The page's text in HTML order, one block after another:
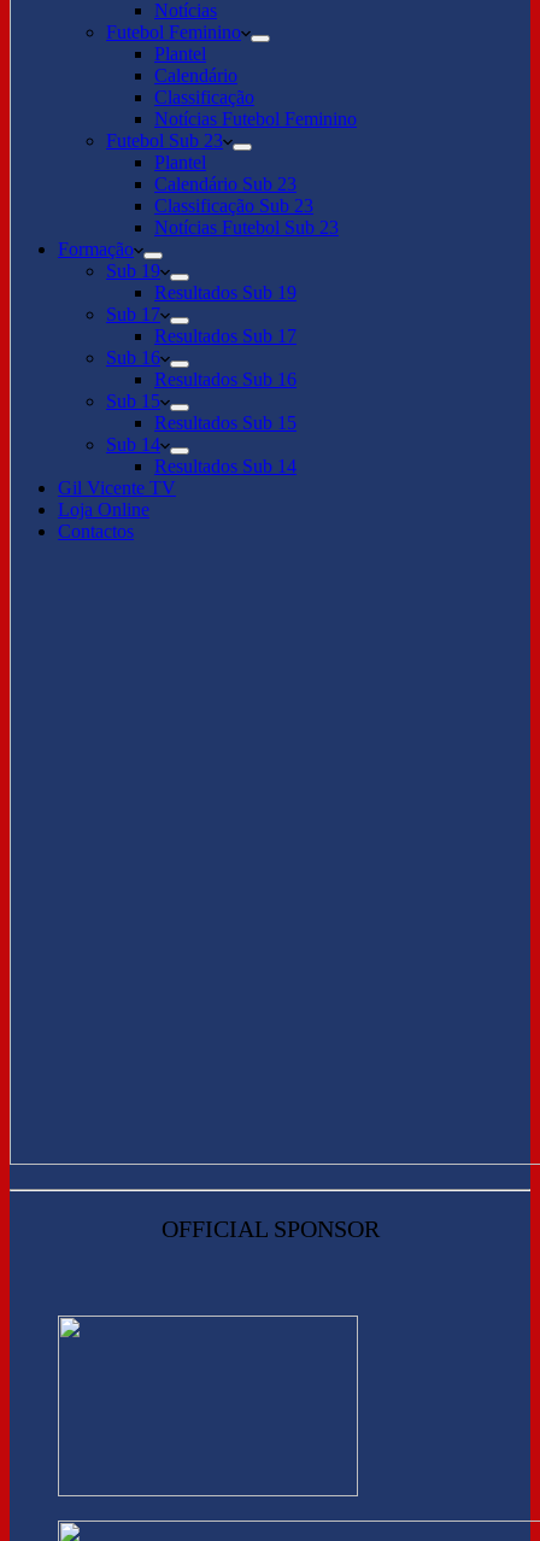
Notícias
Futebol Feminino
Plantel
Calendário
Classificação
Notícias Futebol Feminino
Futebol Sub 23
Plantel
Calendário Sub 23
Classificação Sub 23
Notícias Futebol Sub 23
Formação
Sub 19
Resultados Sub 19
Sub 17
Resultados Sub 17
Sub 16
Resultados Sub 16
Sub 15
Resultados Sub 15
Sub 14
Resultados Sub 14
Gil Vicente TV
Loja Online
Contactos
OFFICIAL SPONSOR